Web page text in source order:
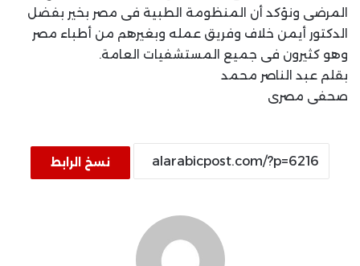
المرضى ونؤكد أن المنظومة الطبية فى مصر بخير بفضل
الدكتور أيمن خلاف وفريق عمله وبغيرهم من أطباء مصر
وهو كثيرون فى جميع المستشفيات العامة.
بقلم عبد الناصر محمد
صحفى مصرى
نسخ الرابط